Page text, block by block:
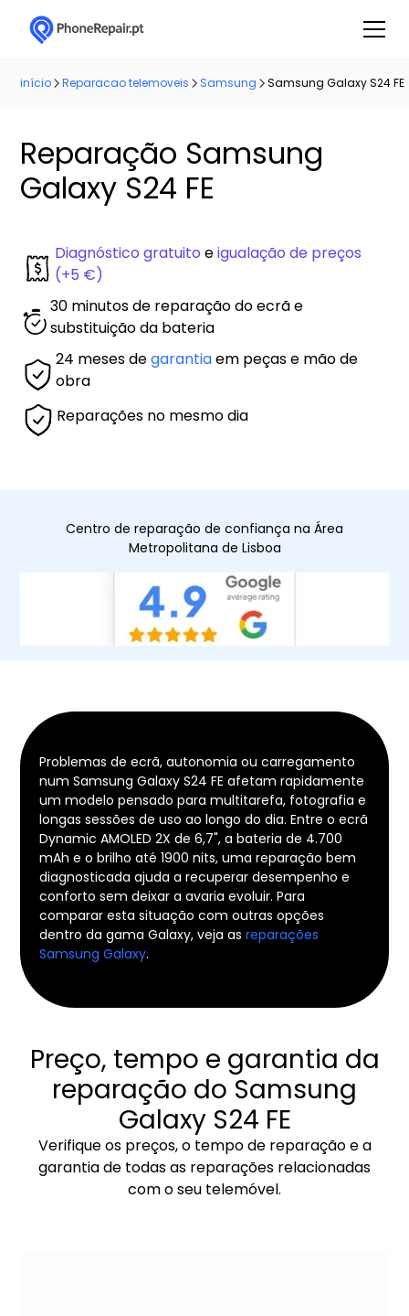
início Reparacao telemoveis Samsung Samsung Galaxy S24 FE
Reparação Samsung
Galaxy S24 FE
Diagnóstico gratuito eigualação de preços
(+5 €)
30 minutos de reparação do ecrã e
substituição da bateria
24 meses degarantiaem peças e mão de
obra
Reparações no mesmo dia
Centro de reparação de confiança na Área
Metropolitana de Lisboa
Problemas de ecrã, autonomia ou carregamento
num Samsung Galaxy S24 FE afetam rapidamente
um modelo pensado para multitarefa, fotografia e
longas sessões de uso ao longo do dia. Entre o ecrã
Dynamic AMOLED 2X de 6,7", a bateria de 4.700
mAh e o brilho até 1900 nits, uma reparação bem
diagnosticada ajuda a recuperar desempenho e
conforto sem deixar a avaria evoluir. Para
comparar esta situação com outras opções
dentro da gama Galaxy, veja as reparações
Samsung Galaxy.
Preço, tempo e garantia da
reparação do Samsung
Galaxy S24 FE
Verifique os preços, o tempo de reparação e a
garantia de todas as reparações relacionadas
com o seu telemóvel.